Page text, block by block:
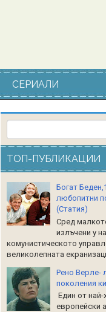
СЕРИАЛИ
ТОП-ПУБЛИКАЦИИ
Богат
любопитни
(Статия)
Сред
излъчени у
комунистическото
великолепната
Рено Верле-
поколения
Един от
европейски